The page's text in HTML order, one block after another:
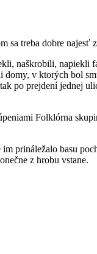
sa treba dobre
naškrobili,
v ktorých bol
po prejdení jednej
Folklórna
prináležalo basu
z hrobu vstane.